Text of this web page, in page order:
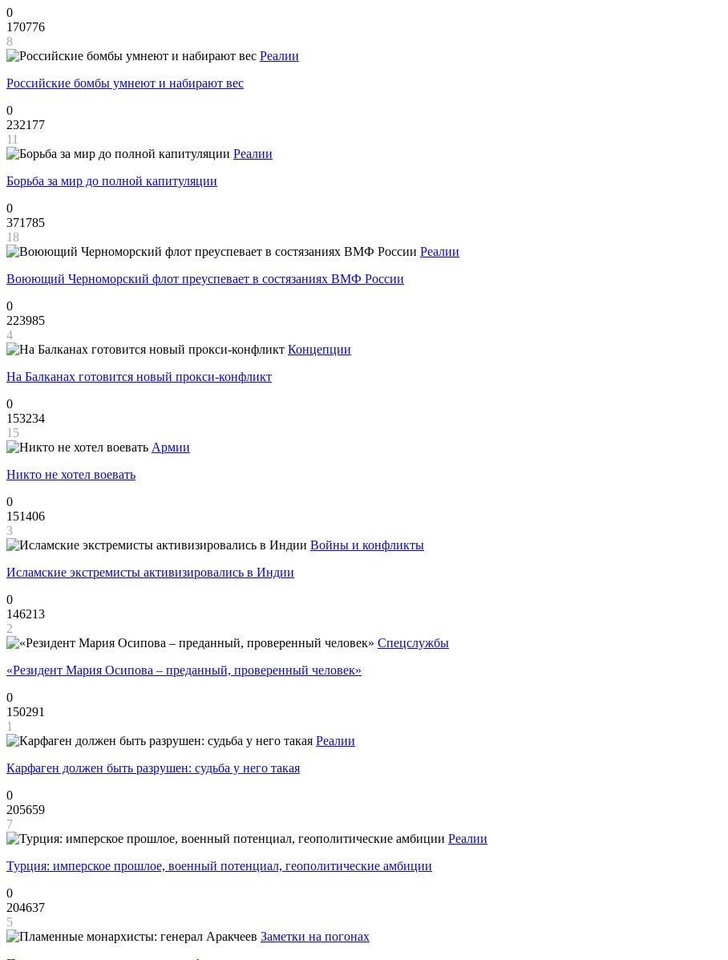
0
170776
8
Реалии
Российские бомбы умнеют и набирают вес
0
232177
11
Реалии
Борьба за мир до полной капитуляции
0
371785
18
Реалии
Воюющий Черноморский флот преуспевает в состязаниях ВМФ России
0
223985
4
Концепции
На Балканах готовится новый прокси-конфликт
0
153234
15
Армии
Никто не хотел воевать
0
151406
3
Войны и конфликты
Исламские экстремисты активизировались в Индии
0
146213
2
Спецслужбы
«Резидент Мария Осипова – преданный, проверенный человек»
0
150291
1
Реалии
Карфаген должен быть разрушен: судьба у него такая
0
205659
7
Реалии
Турция: имперское прошлое, военный потенциал, геополитические амбиции
0
204637
5
Заметки на погонах